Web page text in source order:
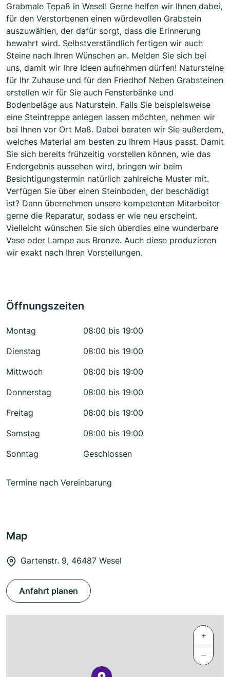
Grabmale Tepaß in Wesel! Gerne helfen wir Ihnen dabei,
für den Verstorbenen einen würdevollen Grabstein
auszuwählen, der dafür sorgt, dass die Erinnerung
bewahrt wird. Selbstverständlich fertigen wir auch
Steine nach Ihren Wünschen an. Melden Sie sich bei
uns, damit wir Ihre Ideen aufnehmen dürfen! Natursteine
für Ihr Zuhause und für den Friedhof Neben Grabsteinen
erstellen wir für Sie auch Fensterbänke und
Bodenbeläge aus Naturstein. Falls Sie beispielsweise
eine Steintreppe anlegen lassen möchten, nehmen wir
bei Ihnen vor Ort Maß. Dabei beraten wir Sie außerdem,
welches Material am besten zu Ihrem Haus passt. Damit
Sie sich bereits frühzeitig vorstellen können, wie das
Endergebnis aussehen wird, bringen wir beim
Besichtigungstermin natürlich zahlreiche Muster mit.
Verfügen Sie über einen Steinboden, der beschädigt
ist? Dann übernehmen unsere kompetenten Mitarbeiter
gerne die Reparatur, sodass er wie neu erscheint.
Vielleicht wünschen Sie sich überdies eine wunderbare
Vase oder Lampe aus Bronze. Auch diese produzieren
wir exakt nach Ihren Vorstellungen.
Öffnungszeiten
Montag
08:00 bis 19:00
Dienstag
08:00 bis 19:00
Mittwoch
08:00 bis 19:00
Donnerstag
08:00 bis 19:00
Freitag
08:00 bis 19:00
Samstag
08:00 bis 19:00
Sonntag
Geschlossen
Termine nach Vereinbarung
Map
Gartenstr. 9, 46487 Wesel
Anfahrt planen
+
−